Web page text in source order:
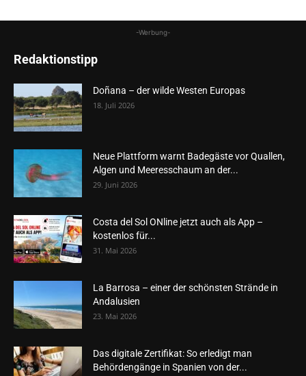
-Werbung-
Redaktionstipp
Doñana – der wilde Westen Europas
18. Juli 2026
Neue Plattform warnt Badegäste vor Quallen,
Algen und Meeresschaum an der...
29. Juni 2026
Costa del Sol ONline jetzt auch als App –
kostenlos für...
31. Mai 2026
La Barrosa – einer der schönsten Strände in
Andalusien
23. Mai 2026
Das digitale Zertifikat: So erledigt man
Behördengänge in Spanien von der...